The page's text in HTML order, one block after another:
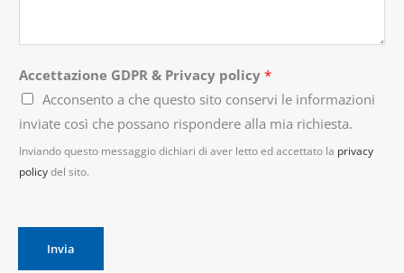
Accettazione GDPR & Privacy policy *
Acconsento a che questo sito conservi le informazioni
inviate così che possano rispondere alla mia richiesta.
Inviando questo messaggio dichiari di aver letto ed accettato la privacy
policydel sito.
Invia